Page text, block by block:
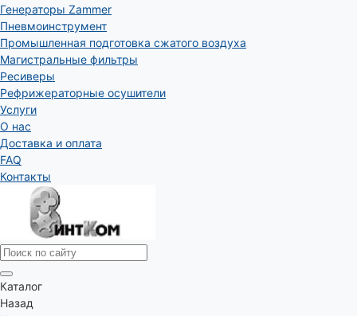
Генераторы Zammer
Пневмоинструмент
Промышленная подготовка сжатого воздуха
Магистральные фильтры
Ресиверы
Рефрижераторные осушители
Услуги
О нас
Доставка и оплата
FAQ
Контакты
Каталог
Назад